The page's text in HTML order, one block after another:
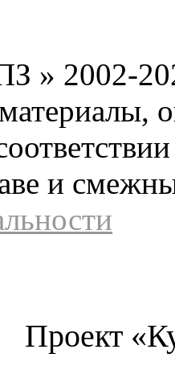
» 2002-
и
Проект